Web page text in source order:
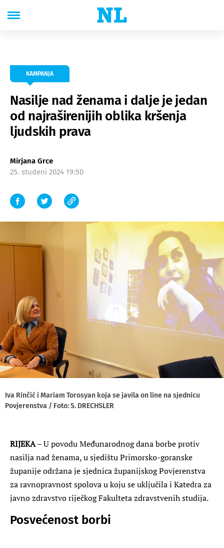
KAMPANJA
Nasilje nad ženama i dalje je jedan
od najraširenijih oblika kršenja
ljudskih prava
Mirjana Grce
25. studeni 2024 19:50
Iva Rinčić i Mariam Torosyan koja se javila on line na sjednicu
Povjerenstva / Foto: S. DRECHSLER
RIJEKA– U povodu Međunarodnog dana borbe protiv
nasilja nad ženama, u sjedištu Primorsko-goranske
županije održana je sjednica županijskog Povjerenstva
za ravnopravnost spolova u koju se uključila i Katedra za
javno zdravstvo riječkog Fakulteta zdravstvenih studija.
Posvećenost borbi